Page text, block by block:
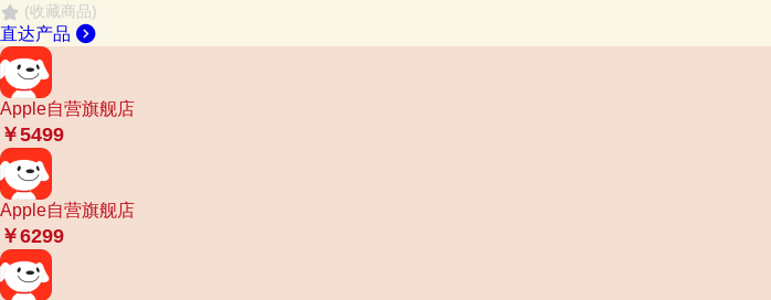
(收藏商品)
直达产品
Apple自营旗舰店
￥5499
Apple自营旗舰店
￥6299